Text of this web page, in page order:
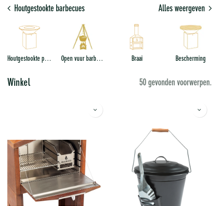
Houtgestookte barbecues Alles weergeven
Houtgestookte plancha Open vuur barbecue Braai Bescherming
Winkel 50 gevonden voorwerpen.